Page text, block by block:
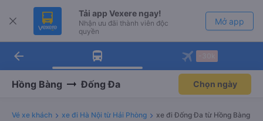
Tải app Vexere ngay!
Nhận ưu đãi thành viên độc
quyền
Mở app
Tải app Vexere
-30k/ghế khi đặt vé máy bay qua
Mở app
arrow_back
Hồng Bàng Đống Đa Chọn ngày
Vé xe khách xe đi Hà Nội từ Hải Phòng xe đi Đống Đa từ Hồng Bàng